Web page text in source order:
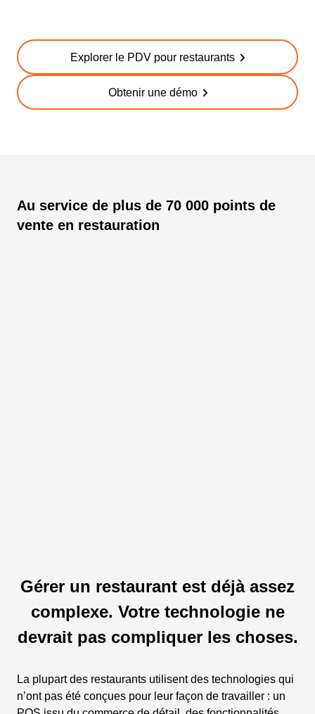
Explorer le PDV pour restaurants
Obtenir une démo
Au service de plus de 70 000 points de
vente en restauration
Gérer un restaurant est déjà assez
complexe. Votre technologie ne
devrait pas compliquer les choses.
La plupart des restaurants utilisent des technologies qui
n’ont pas été conçues pour leur façon de travailler : un